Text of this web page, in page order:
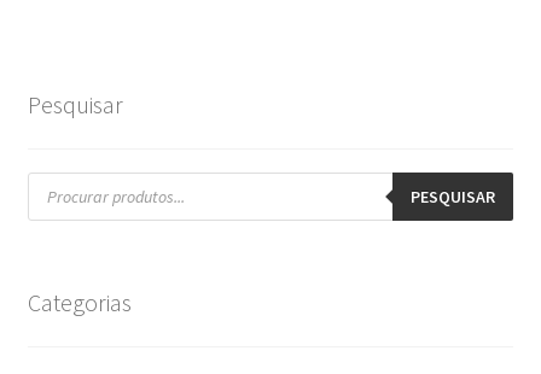
Pesquisar
Pesquisar
produtos PESQUISAR
Categorias